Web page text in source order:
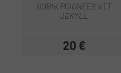
GOBIK POIGNÉES VTT
JEKYLL
Prix
20 €